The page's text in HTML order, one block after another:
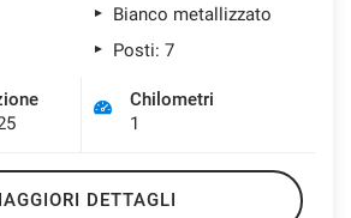
Bianco metallizzato
Posti: 7
Chilometri
1
DETTAGLI